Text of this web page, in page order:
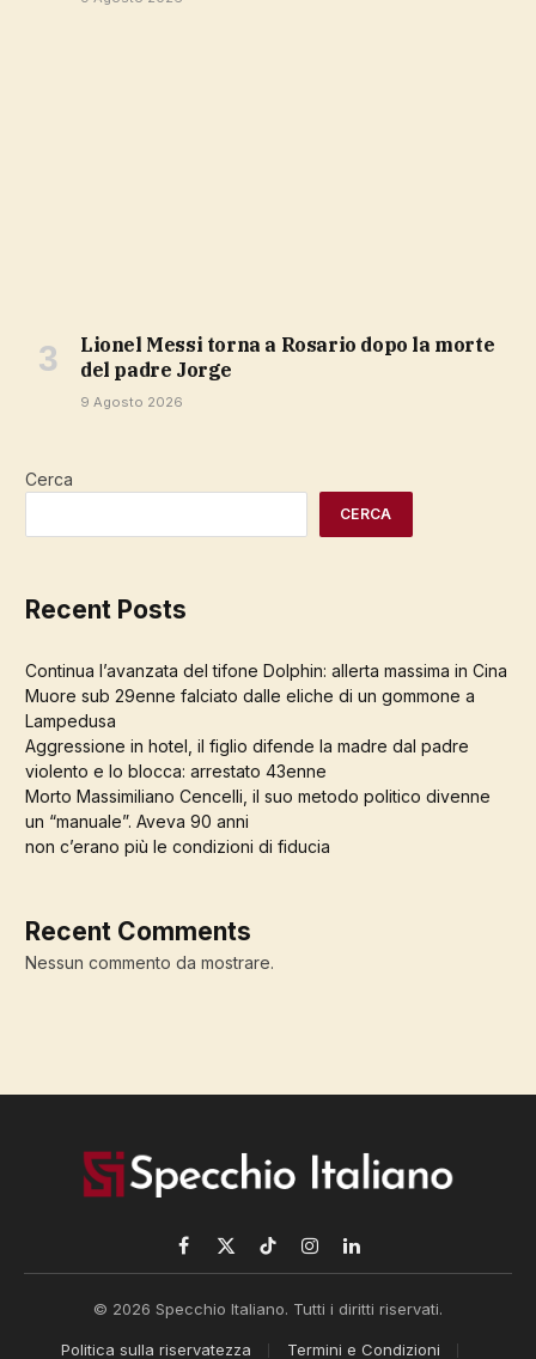
Lionel Messi torna a Rosario dopo la morte
del padre Jorge
9 Agosto 2026
Cerca
CERCA
Recent Posts
Continua l’avanzata del tifone Dolphin: allerta massima in Cina
Muore sub 29enne falciato dalle eliche di un gommone a
Lampedusa
Aggressione in hotel, il figlio difende la madre dal padre
violento e lo blocca: arrestato 43enne
Morto Massimiliano Cencelli, il suo metodo politico divenne
un “manuale”. Aveva 90 anni
non c’erano più le condizioni di fiducia
Recent Comments
Nessun commento da mostrare.
Facebook
X
TikTokInstagramLinkedIn
© 2026 Specchio Italiano. Tutti i diritti riservati.
Politica sulla riservatezza Termini e Condizioni